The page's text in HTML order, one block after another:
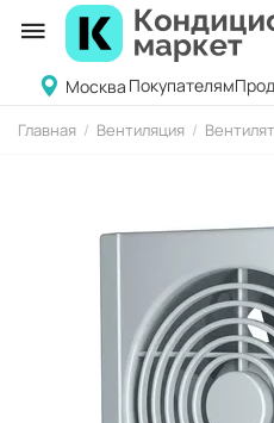
Москва Покупателям
Главная / Вентиляция /